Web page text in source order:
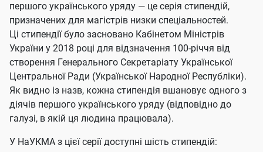
першого українського уряду — це серія стипендій,
призначених для магістрів низки спеціальностей.
Ці стипендії було засновано Кабінетом Міністрів
України у 2018 році для відзначення 100-річчя від
створення Генерального Секретаріату Української
Центральної Ради (Української Народної Республіки).
Як видно із назв, кожна стипендія вшановує одного з
діячів першого українського уряду (відповідно до
галузі, в якій ця людина працювала).
У НаУКМА з цієї серії доступні шість стипендій: